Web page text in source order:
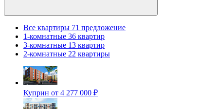
Все квартиры 71 предложение
1-комнатные 36 квартир
3-комнатные 13 квартир
2-комнатные 22 квартиры
Куприн от 4 277 000 ₽